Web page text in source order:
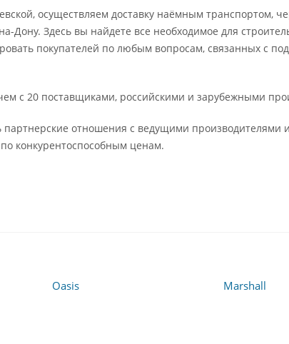
осуществляем доставку наёмным транспортом,
Дону. Здесь вы найдете все необходимое для
покупателей по любым вопросам, связанных с
с 20 поставщиками, российскими и зарубежными
партнерские отношения с ведущими
конкурентоспособным ценам.
Oasis Marshall